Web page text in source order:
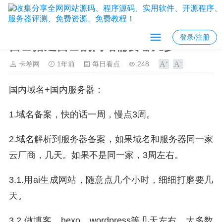
登录/注册
自己搭建自己的网站需要哪几步？
卡卷网 1年前 每日看点 248
国内域名+国内服务器：
1.域名备案，快的话一周，慢点3周。
2.域名解析到服务器备案，如果域名和服务器同一家
云厂商，几天。如果不是同一家，3周左右。
3.1.用ai生成网站，随意点几个小时，细细打磨要几
天。